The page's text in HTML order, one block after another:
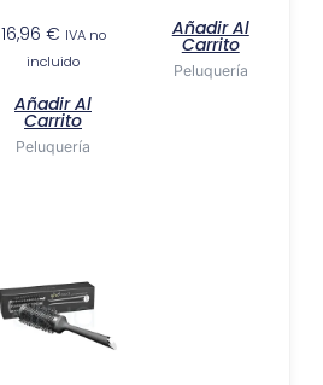
16,96 € IVA no
incluido
Añadir Al
Carrito
Peluquería
Añadir Al
Carrito
Peluquería